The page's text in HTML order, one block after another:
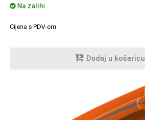
Na zalihi
Cijena s PDV-om
Dodaj u košaricu